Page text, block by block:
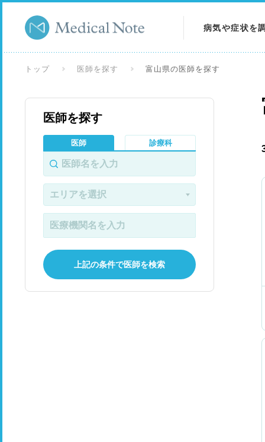
病気や症状を
トップ 医師を探す 富山県の医師を探す
医師を探す
医師 診療科
上記の条件で医師を検索